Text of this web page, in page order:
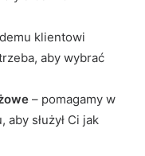
klientowi
aby wybrać
– pomagamy w
służył Ci jak